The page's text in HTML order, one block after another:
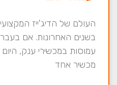
העולם של הדיג'ייז
בשנים האחרונות. אם בעבר
עמוסות במכשירי ענק,
מכשיר אחד